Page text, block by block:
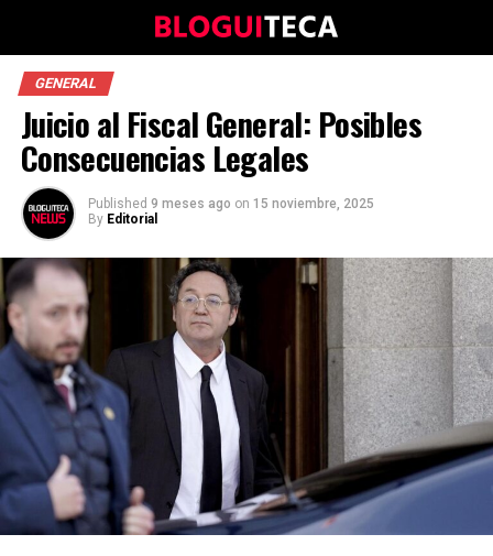
GENERAL
Juicio al Fiscal General: Posibles
Consecuencias Legales
Published 9 meses ago on 15 noviembre, 2025
By Editorial